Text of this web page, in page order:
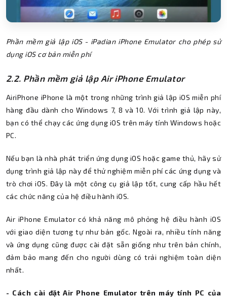
Phần mềm giả lập iOS - iPadian iPhone Emulator cho phép sử
dụng iOS cơ bản miễn phí
2.2. Phần mềm giả lập Air iPhone Emulator
AiriPhone iPhone là một trong những trình giả lập iOS miễn phí
hàng đầu dành cho Windows 7, 8 và 10. Với trình giả lập này,
bạn có thể chạy các ứng dụng iOS trên máy tính Windows hoặc
PC.
Nếu bạn là nhà phát triển ứng dụng iOS hoặc game thủ, hãy sử
dụng trình giả lập này để thử nghiệm miễn phí các ứng dụng và
trò chơi iOS. Đây là một công cụ giả lập tốt, cung cấp hầu hết
các chức năng của hệ điều hành iOS.
Air iPhone Emulator có khả năng mô phỏng hệ điều hành iOS
với giao diện tương tự như bản gốc. Ngoài ra, nhiều tính năng
và ứng dụng cũng được cài đặt sẵn giống như trên bản chính,
đảm bảo mang đến cho người dùng có trải nghiệm toàn diện
nhất.
- Cách cài đặt Air Phone Emulator trên máy tính PC của